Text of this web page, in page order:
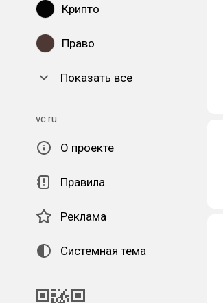
Крипто
Право
Показать все
vc.ru
О проекте
Правила
Реклама
Системная тема